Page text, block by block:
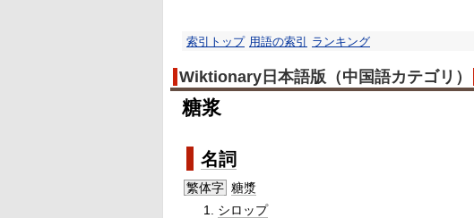
索引トップ 用語の索引 ランキング
Wiktionary日本語版（中国語カテゴリ）
糖浆
名詞
繁体字 糖漿
シロップ